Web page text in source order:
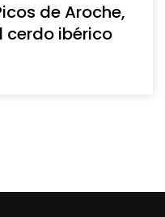
de Aroche,
cerdo ibérico